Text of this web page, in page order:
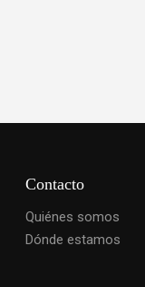
Contacto
Quiénes somos
Dónde estamos